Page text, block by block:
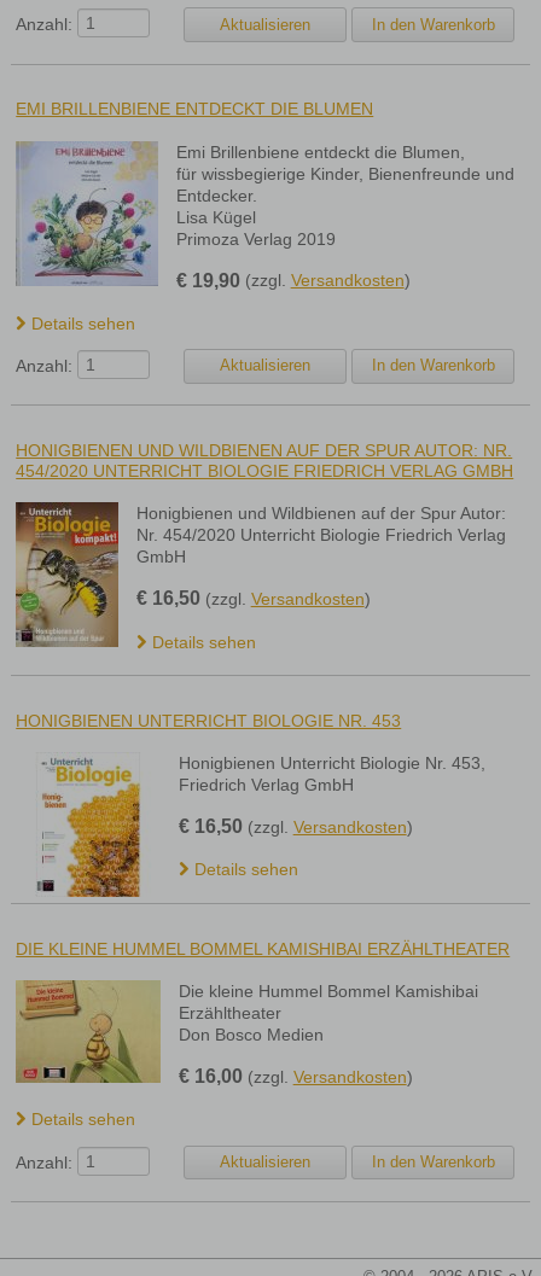
Anzahl:
EMI BRILLENBIENE ENTDECKT DIE BLUMEN
Emi Brillenbiene entdeckt die Blumen,
für wissbegierige Kinder, Bienenfreunde und
Entdecker.
Lisa Kügel
Primoza Verlag 2019
€19,90 (zzgl. Versandkosten)
Details sehen
Anzahl:
HONIGBIENEN UND WILDBIENEN AUF DER SPUR AUTOR: NR.
454/2020 UNTERRICHT BIOLOGIE FRIEDRICH VERLAG GMBH
Honigbienen und Wildbienen auf der Spur Autor:
Nr. 454/2020 Unterricht Biologie Friedrich Verlag
GmbH
€16,50 (zzgl. Versandkosten)
Details sehen
HONIGBIENEN UNTERRICHT BIOLOGIE NR. 453
Honigbienen Unterricht Biologie Nr. 453,
Friedrich Verlag GmbH
€16,50 (zzgl. Versandkosten)
Details sehen
DIE KLEINE HUMMEL BOMMEL KAMISHIBAI ERZÄHLTHEATER
Die kleine Hummel Bommel Kamishibai
Erzähltheater
Don Bosco Medien
€16,00 (zzgl. Versandkosten)
Details sehen
Anzahl: